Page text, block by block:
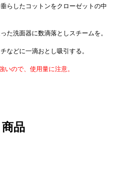
らしたコットンをクローゼットの中
た洗面器に数滴落としスチームを。
などに一滴おとし吸引する。
ので、使用量に注意。
品